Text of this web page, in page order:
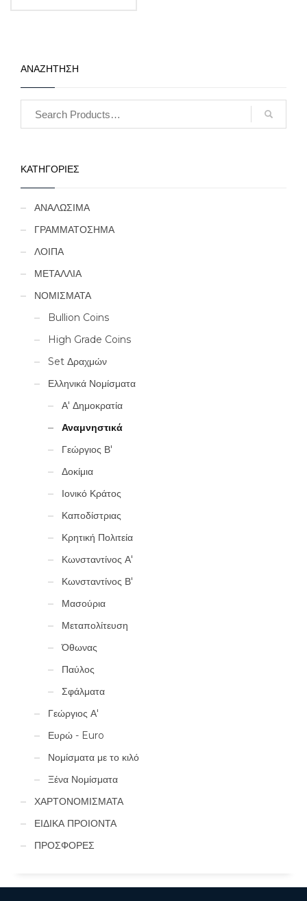
ΑΝΑΖΗΤΗΣΗ
ΚΑΤΗΓΟΡΙΕΣ
ΑΝΑΛΩΣΙΜΑ
ΓΡΑΜΜΑΤΟΣΗΜΑ
ΛΟΙΠΑ
ΜΕΤΑΛΛΙΑ
ΝΟΜΙΣΜΑΤΑ
Bullion Coins
High Grade Coins
Set Δραχμών
Ελληνικά Νομίσματα
Α' Δημοκρατία
Αναμνηστικά
Γεώργιος Β'
Δοκίμια
Ιονικό Κράτος
Καποδίστριας
Κρητική Πολιτεία
Κωνσταντίνος Α'
Κωνσταντίνος Β'
Μασούρια
Μεταπολίτευση
Όθωνας
Παύλος
Σφάλματα
Γεώργιος Α'
Ευρώ - Euro
Νομίσματα με το κιλό
Ξένα Νομίσματα
ΧΑΡΤΟΝΟΜΙΣΜΑΤΑ
ΕΙΔΙΚΑ ΠΡΟΙΟΝΤΑ
ΠΡΟΣΦΟΡΕΣ